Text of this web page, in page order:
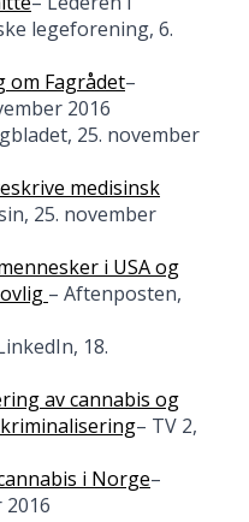
legeforening, 6.
om Fagrådet–
2016
25. november
medisinsk
25. november
i USA og
– Aftenposten,
18.
av cannabis og
– TV 2,
i Norge–